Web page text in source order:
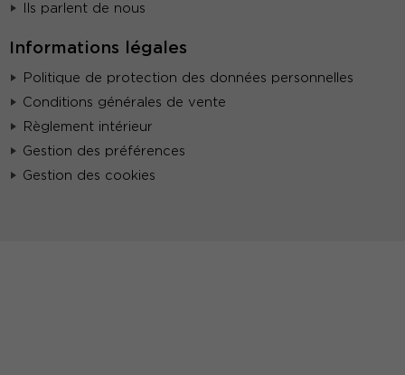
Ils parlent de nous
Informations légales
Politique de protection des données personnelles
Conditions générales de vente
Règlement intérieur
Gestion des préférences
Gestion des cookies